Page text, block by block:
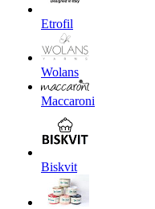
Etrofil
Wolans
Maccaroni
Biskvit